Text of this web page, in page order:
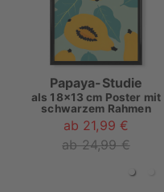
Papaya-Studie
als 18x13 cm Poster mit
schwarzem Rahmen
ab 21,99 €
ab 24,99 €